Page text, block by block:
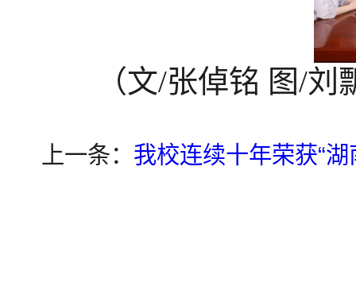
（文/张倬铭 图/刘
上一条： 我校连续十年荣获“